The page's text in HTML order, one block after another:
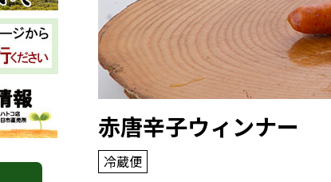
赤唐辛子ウィンナー
冷蔵便